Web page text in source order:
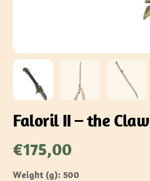
Faloril II – the Claw
€175,00
Weight (g): 500